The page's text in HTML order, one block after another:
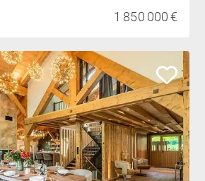
1 850 000 €